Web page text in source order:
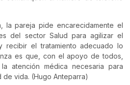
la pareja pide encarecidamente el
del sector Salud para agilizar el
recibir el tratamiento adecuado lo
es que, con el apoyo de todos,
atención médica necesaria para
de vida. (Hugo Anteparra)